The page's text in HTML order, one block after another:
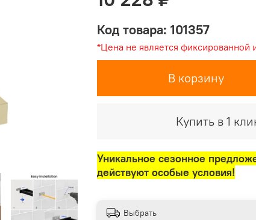
Код товара: 101357
*Цена не является фиксированной
В корзину
Купить в 1
Уникальное сезонное
действуют особые условия!
Выбрать